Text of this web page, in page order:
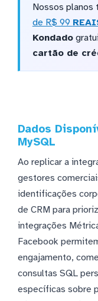
Nossos planos
de R$ 99
Kondado
cartão de
Dados
MySQL
Ao replicar a
gestores
identificações
de CRM para
integrações
Facebook
engajamento,
consultas SQL
específicas sobre